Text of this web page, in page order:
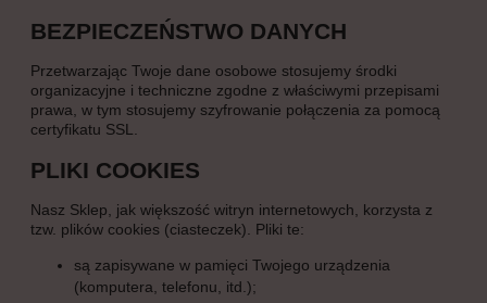
BEZPIECZEŃSTWO DANYCH
Przetwarzając Twoje dane osobowe stosujemy środki
organizacyjne i techniczne zgodne z właściwymi przepisami
prawa, w tym stosujemy szyfrowanie połączenia za pomocą
certyfikatu SSL.
PLIKI COOKIES
Nasz Sklep, jak większość witryn internetowych, korzysta z
tzw. plików cookies (ciasteczek). Pliki te:
są zapisywane w pamięci Twojego urządzenia
(komputera, telefonu, itd.);